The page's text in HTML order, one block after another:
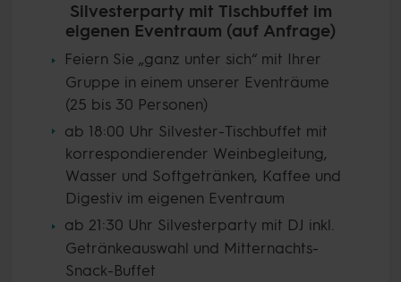
Silvesterparty mit Tischbuffet im
eigenen Eventraum (auf Anfrage)
Feiern Sie „ganz unter sich“ mit Ihrer
Gruppe in einem unserer Eventräume
(25 bis 30 Personen)
ab 18:00 Uhr Silvester-Tischbuffet mit
korrespondierender Weinbegleitung,
Wasser und Softgetränken, Kaffee und
Digestiv im eigenen Eventraum
ab 21:30 Uhr Silvesterparty mit DJ inkl.
Getränkeauswahl und Mitternachts-
Snack-Buffet